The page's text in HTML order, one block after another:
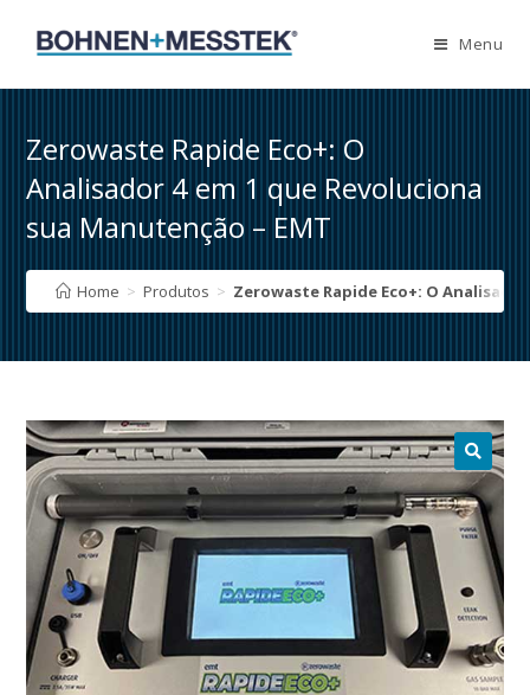
Menu
Zerowaste Rapide Eco+: O
Analisador 4 em 1 que Revoluciona
sua Manutenção – EMT
Home > Produtos > Zerowaste Rapide Eco+: O
🔍